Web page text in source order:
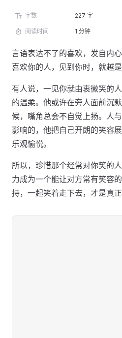
字数 227 字
阅读时间 1 分钟
言语表达不了的喜欢，发自内
喜欢你的人，见到你时，就越是
有人说，一见你就由衷微笑的
的温柔。他或许在旁人面前沉
候，嘴角总会不自觉上扬。人
影响的，他把自己开朗的笑容
乐观愉悦。
所以，珍惜那个经常对你笑的
力成为一个能让对方常有笑容
持，一起笑着走下去，才是真正